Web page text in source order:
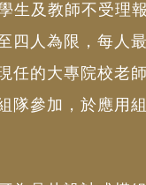
生及教師不受理報
四人為限，每人
任的大專院校老
隊參加，於應用